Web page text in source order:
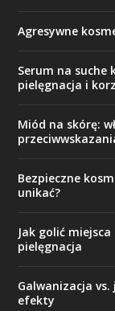
Agresywne
Serum na suche
pielęgnacja i
Miód na skórę:
Bezpieczne
unikać?
Jak golić
pielęgnacja
Galwanizacja
efekty